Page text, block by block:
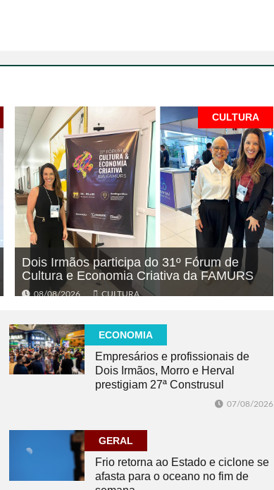
CULTURA
Dois Irmãos participa do 31º Fórum de
Cultura e Economia Criativa da FAMURS
08/08/2026 CULTURA
ECONOMIA
Empresários e profissionais de
Dois Irmãos, Morro e Herval
prestigiam 27ª Construsul
07/08/2026
GERAL
Frio retorna ao Estado e ciclone se
afasta para o oceano no fim de